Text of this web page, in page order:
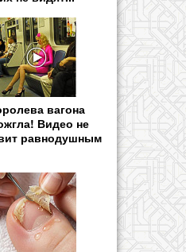
вагона
Видео не
равнодушным